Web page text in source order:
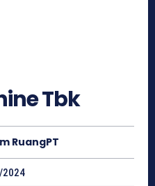
Tbk
RuangPT
2024